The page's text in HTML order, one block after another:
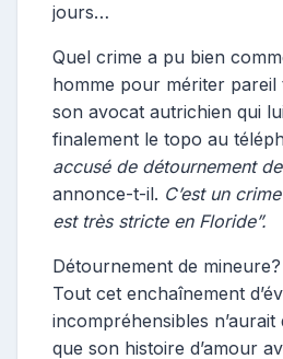
jours…
Quel crime a pu bien
homme pour mériter pareil
son avocat autrichien qui
finalement le topo au
accusé de détournement
annonce-t-il. C’est un
est très stricte en Floride”.
Détournement de
Tout cet enchaînement
incompréhensibles
que son histoire d’amour